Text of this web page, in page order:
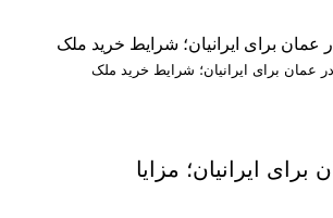
عمان برای ایرانیان؛ شرایط خرید ملک
ایرانیان؛ مزایا